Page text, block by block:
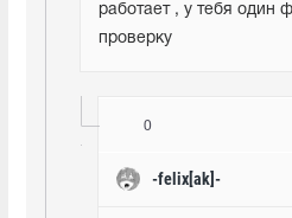
работает , у тебя один
проверку
0
-felix[ak]-